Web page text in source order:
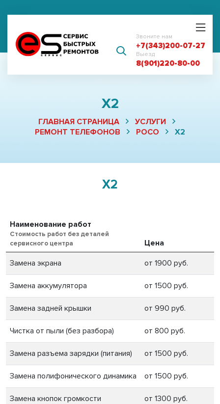
Звоните нам
+7(343)200-07-27
Выезд
8(901)220-80-00
X2
ГЛАВНАЯ СТРАНИЦА
УСЛУГИ
РЕМОНТ ТЕЛЕФОНОВ
POCO X2
X2
Наименование работ
Стоимость работ без деталей
сервисного центра
Цена
Замена экрана от 1900 руб.
Замена аккумулятора от 1500 руб.
Замена задней крышки от 990 руб.
Чистка от пыли (без разбора) от 800 руб.
Замена разъема зарядки (питания) от 1500 руб.
Замена полифонического динамика от 1500 руб.
Замена кнопок громкости от 1300 руб.